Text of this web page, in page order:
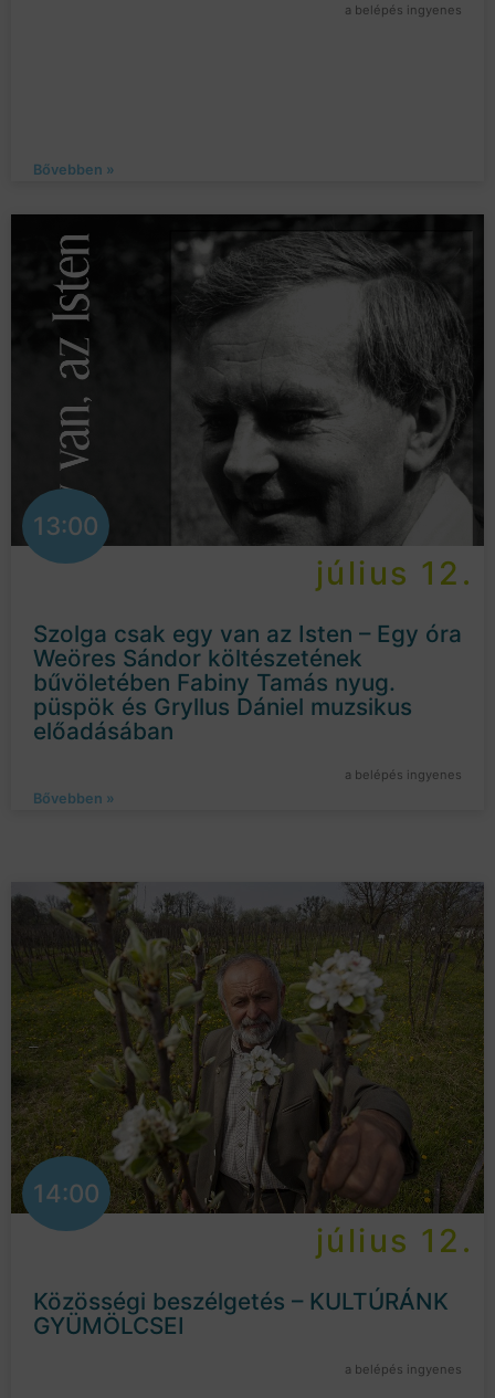
a belépés ingyenes
Bővebben »
13:00
július 12.
Szolga csak egy van az Isten – Egy óra
Weöres Sándor költészetének
bűvöletében Fabiny Tamás nyug.
püspök és Gryllus Dániel muzsikus
előadásában
a belépés ingyenes
Bővebben »
14:00
július 12.
Közösségi beszélgetés – KULTÚRÁNK
GYÜMÖLCSEI
a belépés ingyenes